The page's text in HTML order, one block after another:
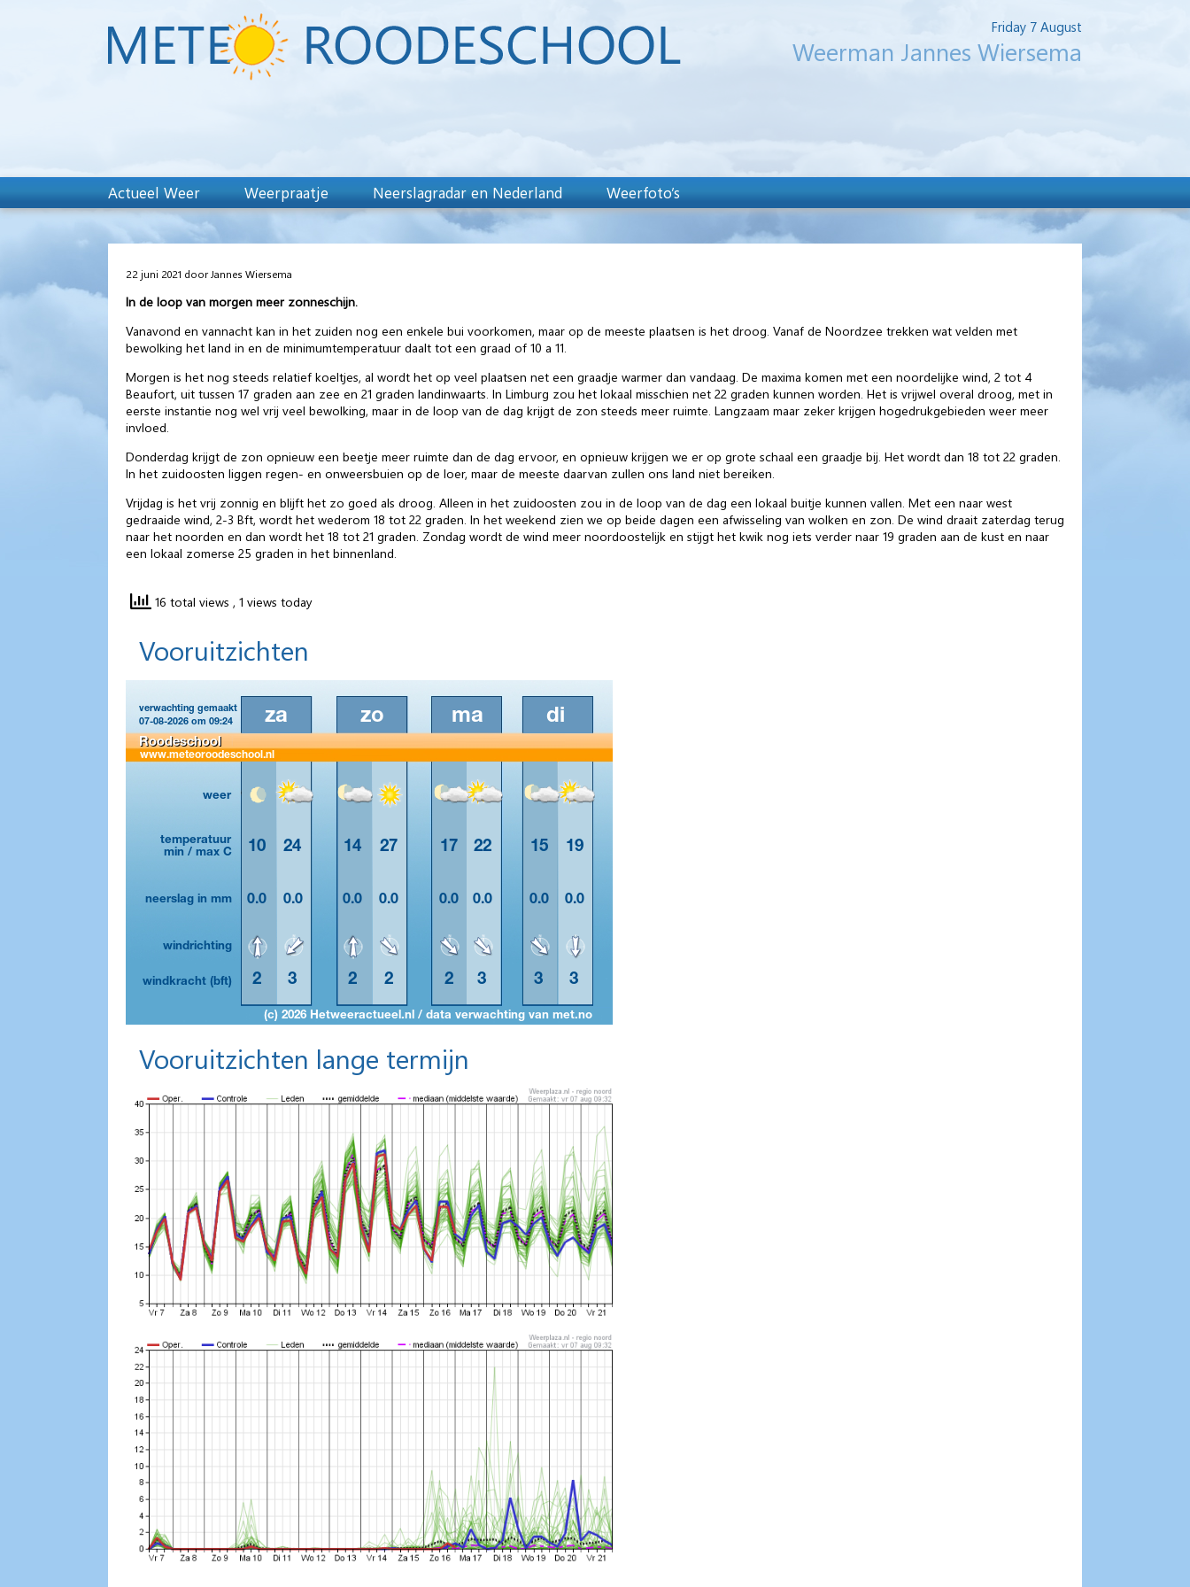
Friday 7 August
Weerman Jannes Wiersema
Actueel Weer Weerpraatje Neerslagradar en Nederland Weerfoto’s
22 juni 2021 door Jannes Wiersema
In de loop van morgen meer zonneschijn.
Vanavond en vannacht kan in het zuiden nog een enkele bui voorkomen, maar op de meeste plaatsen is het droog. Vanaf de Noordzee trekken wat velden met
bewolking het land in en de minimumtemperatuur daalt tot een graad of 10 a 11.
Morgen is het nog steeds relatief koeltjes, al wordt het op veel plaatsen net een graadje warmer dan vandaag. De maxima komen met een noordelijke wind, 2 tot 4
Beaufort, uit tussen 17 graden aan zee en 21 graden landinwaarts. In Limburg zou het lokaal misschien net 22 graden kunnen worden. Het is vrijwel overal droog, met in
eerste instantie nog wel vrij veel bewolking, maar in de loop van de dag krijgt de zon steeds meer ruimte. Langzaam maar zeker krijgen hogedrukgebieden weer meer
invloed.
Donderdag krijgt de zon opnieuw een beetje meer ruimte dan de dag ervoor, en opnieuw krijgen we er op grote schaal een graadje bij. Het wordt dan 18 tot 22 graden.
In het zuidoosten liggen regen- en onweersbuien op de loer, maar de meeste daarvan zullen ons land niet bereiken.
Vrijdag is het vrij zonnig en blijft het zo goed als droog. Alleen in het zuidoosten zou in de loop van de dag een lokaal buitje kunnen vallen. Met een naar west
gedraaide wind, 2-3 Bft, wordt het wederom 18 tot 22 graden. In het weekend zien we op beide dagen een afwisseling van wolken en zon. De wind draait zaterdag terug
naar het noorden en dan wordt het 18 tot 21 graden. Zondag wordt de wind meer noordoostelijk en stijgt het kwik nog iets verder naar 19 graden aan de kust en naar
een lokaal zomerse 25 graden in het binnenland.
16 total views , 1 views today
Vooruitzichten
Vooruitzichten lange termijn